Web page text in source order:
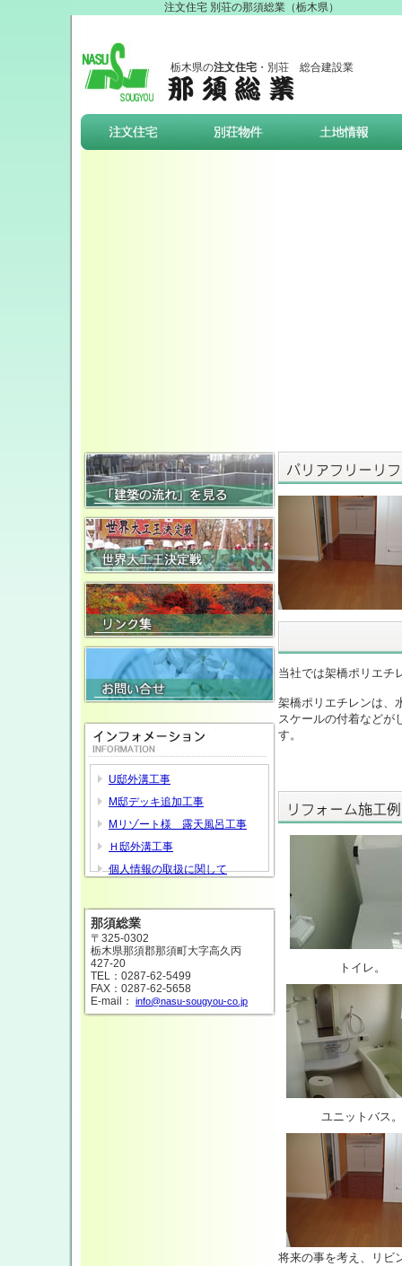
注文住宅 別荘の那須総業（栃木県）
栃木県の注文住宅 ・ 別荘 総合建設業
U邸外溝工事
M邸デッキ追加工事
Mリゾート様 露天風呂工事
Ｈ邸外溝工事
個人情報の取扱に関して
那須総業
〒325-0302
栃木県那須郡那須町大字高久丙
427-20
TEL：0287-62-5499
FAX：0287-62-5658
E-mail： info@nasu-sougyou-co.jp
当社では架橋ポリエチ
架橋ポリエチレンは、
スケールの付着などが
す。
トイレ。
ユニットバス。
将来の事を考え、リビ